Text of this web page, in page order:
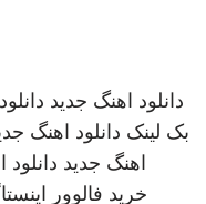
دانلود اهنگ جدید
بک لینک دانلود اهنگ
اهنگ جدید
خرید فالوور